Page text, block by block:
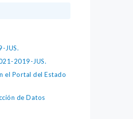
JUS.
2019-JUS.
el Portal del Estado
de Datos